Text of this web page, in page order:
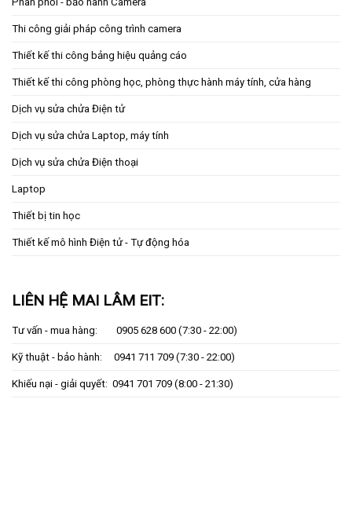
Thi công giải pháp công trình camera
Thiết kế thi công bảng hiệu quảng cáo
Thiết kế thi công phòng học, phòng thực hành máy tính, cửa hàng
Dịch vụ sửa chửa Điện tử
Dịch vụ sửa chửa Laptop, máy tính
Dịch vụ sửa chửa Điện thoại
Laptop
Thiết bị tin học
Thiết kế mô hình Điện tử - Tự động hóa
LIÊN HỆ MAI LÂM EIT:
Tư vấn - mua hàng: 0905 628 600 (7:30 - 22:00)
Kỹ thuật - bảo hành: 0941 711 709 (7:30 - 22:00)
Khiếu nại - giải quyết: 0941 701 709 (8:00 - 21:30)